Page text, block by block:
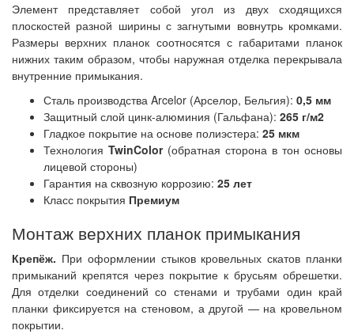
Элемент представляет собой угол из двух сходящихся
плоскостей разной ширины с загнутыми вовнутрь кромками.
Размеры верхних планок соотносятся с габаритами планок
нижних таким образом, чтобы наружная отделка перекрывала
внутренние примыкания.
Сталь производства Arcelor (Арселор, Бельгия): 0,5 мм
Защитный слой цинк-алюминия (Гальфана): 265 г/м2
Гладкое покрытие на основе полиэстера: 25 мкм
Технология TwinColor(обратная сторона в тон основы
лицевой стороны)
Гарантия на сквозную коррозию: 25 лет
Класс покрытия Премиум
Монтаж верхних планок примыкания
Крепёж. При оформлении стыков кровельных скатов планки
примыканий крепятся через покрытие к брусьям обрешетки.
Для отделки соединений со стенами и трубами один край
планки фиксируется на стеновом, а другой — на кровельном
покрытии.